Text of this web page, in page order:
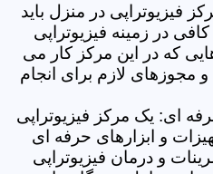
فیزیوتراپی در منزل باید
در زمینه فیزیوتراپی
که در این مرکز کار می
و مجوزهای لازم برای انجام
ای: یک مرکز فیزیوتراپی
و ابزارهای حرفه ای
و درمان فیزیوتراپی